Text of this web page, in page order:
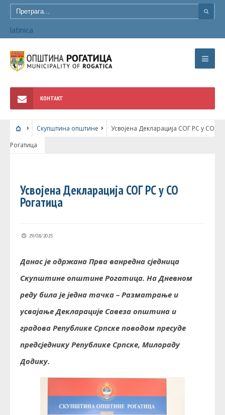
latinica
КОНТАКТ
Скупштина општине
Усвојена Декларација СОГ РС у СО
Рогатица
Усвојена Декларација СОГ РС у СО
Рогатица
29/08/2025
Данас је одржана Прва ванредна сједница
Скупштине општине Рогатица. На Дневном
реду била је једна тачка – Разматрање и
усвајање Декларације Савеза општина и
градова Републике Српске поводом пресуде
предсједнику Републике Српске, Милораду
Додику.